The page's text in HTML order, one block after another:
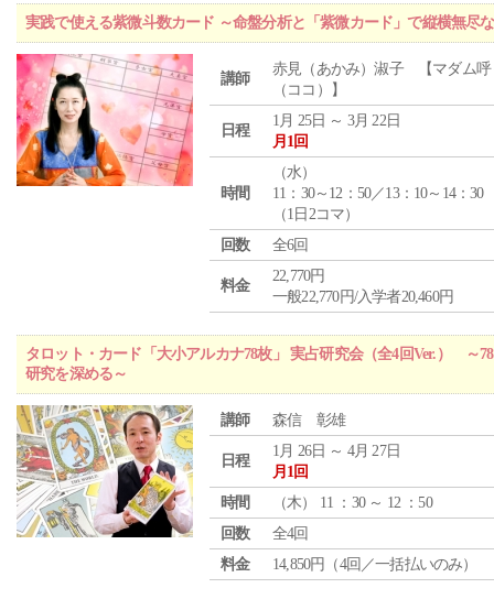
実践で使える紫微斗数カード ～命盤分析と「紫微カード」で縦横無尽
講師
赤見（あかみ）淑子 【マダム呼
（ココ）】
日程
1月 25日 ～ 3月 22日
月1回
時間
（水）
11：30～12：50／13：10～14：30
（1日2コマ）
回数
全6回
料金
22,770円
一般22,770円/入学者20,460円
タロット・カード「大小アルカナ78枚」 実占研究会（全4回Ver.） ～
研究を深める～
講師 森信 彰雄
日程
1月 26日 ～ 4月 27日
月1回
時間
（木） 11 ：30 ～ 12 ：50
回数
全4回
料金
14,850円（4回／一括払いのみ）